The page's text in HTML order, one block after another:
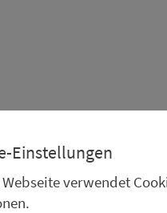
Einstellungen
Webseite verwendet